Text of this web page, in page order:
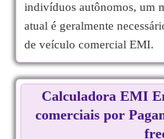
indivíduos autônomos, um
atual é geralmente
de veículo comercial EMI.
Calculadora EMI
comerciais por